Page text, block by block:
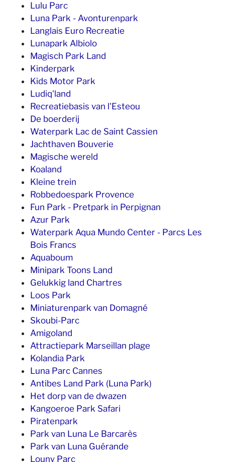
Lulu Parc
Luna Park - Avonturenpark
Langlais Euro Recreatie
Lunapark Albiolo
Magisch Park Land
Kinderpark
Kids Motor Park
Ludiq'land
Recreatiebasis van l'Esteou
De boerderij
Waterpark Lac de Saint Cassien
Jachthaven Bouverie
Magische wereld
Koaland
Kleine trein
Robbedoespark Provence
Fun Park - Pretpark in Perpignan
Azur Park
Waterpark Aqua Mundo Center - Parcs Les
Bois Francs
Aquaboum
Minipark Toons Land
Gelukkig land Chartres
Loos Park
Miniaturenpark van Domagné
Skoubi-Parc
Amigoland
Attractiepark Marseillan plage
Kolandia Park
Luna Parc Cannes
Antibes Land Park (Luna Park)
Het dorp van de dwazen
Kangoeroe Park Safari
Piratenpark
Park van Luna Le Barcarès
Park van Luna Guérande
Louny Parc